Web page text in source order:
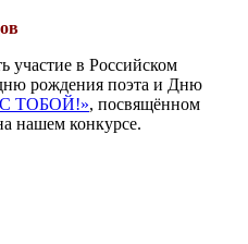
участие в Российском
рождения поэта и Дню
ТОБОЙ!», посвящённом
нашем конкурсе.